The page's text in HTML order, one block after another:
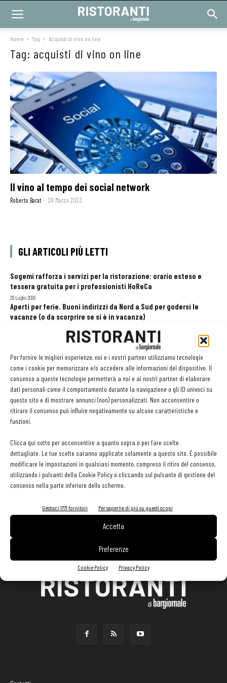
Per fornire le migliori esperienze, noi e i nostri partner utilizziamo tecnologie
come i cookie per memorizzare e/o accedere alle informazioni del dispositivo. Il
consenso a queste tecnologie permetterà a noi e ai nostri partner di elaborare
dati personali come il comportamento durante la navigazione o gli ID univoci su
questo sito e di mostrare annunci (non) personalizzati. Non acconsentire o
ritirare il consenso può influire negativamente su alcune caratteristiche e
funzioni.
Clicca qui sotto per acconsentire a quanto sopra o per fare scelte
dettagliate. Le tue scelte saranno applicate solamente a questo sito. È possibile
modificare le impostazioni in qualsiasi momento, compreso il ritiro del consenso,
utilizzando i pulsanti della Cookie Policy o cliccando sul pulsante di gestione del
consenso nella parte inferiore dello schermo.
Gestisci 1771 fornitori Per saperne di più su questi scopi
Accetta
Preferenze
Cookie Policy Privacy Policy
Home Tag Acquisti di vino on line
Tag: acquisti di vino on line
Il vino al tempo dei social network
Roberto Barat - 28 Marzo 2023
GLI ARTICOLI PIÙ LETTI
Sogemi rafforza i servizi per la ristorazione: orario esteso e
tessera gratuita per i professionisti HoReCa
29 Luglio 2026
Aperti per ferie. Buoni indirizzi da Nord a Sud per godersi le
vacanze (o da scorprire se si è in vacanza)
Pos, compagni di gestione. Le ultime soluzioni delle aziende
EDICOLA WEB